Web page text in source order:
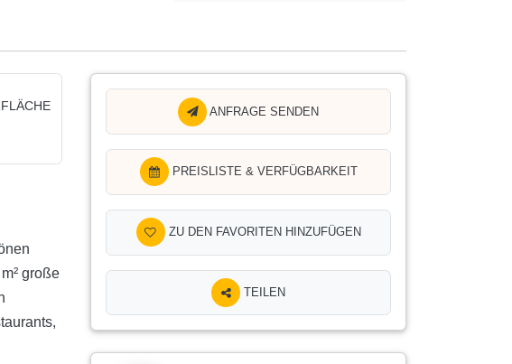
große
ANFRAGE SENDEN
PREISLISTE & VERFÜGBARKEIT
ZU DEN FAVORITEN HINZUFÜGEN
TEILEN